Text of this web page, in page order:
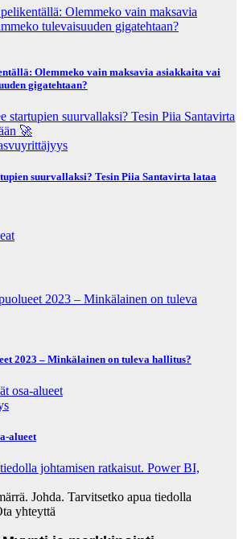
Olemmeko vain maksavia asiakkaita vai
gigatehtaan?
suurvallaksi? Tesin Piia Santavirta lataa
2023 – Minkälainen on tuleva hallitus?
alueet
Johda. Tarvitsetko apua tiedolla
yhteyttä